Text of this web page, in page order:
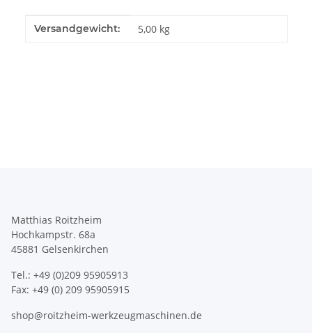
Produkteigenschaft
Wert
Versandgewicht: 5,00 kg
Matthias Roitzheim
Hochkampstr. 68a
45881 Gelsenkirchen
Tel.: +49 (0)209 95905913
Fax: +49 (0) 209 95905915
shop@roitzheim-werkzeugmaschinen.de